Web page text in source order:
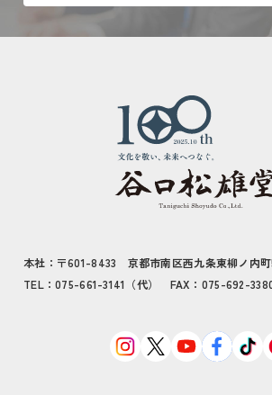
本社：〒601-8433 京都市南区西九条東柳ノ内
TEL：075-661-3141（代） FAX：075-692-